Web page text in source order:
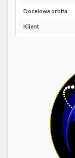
Docelowa orbita
Klient